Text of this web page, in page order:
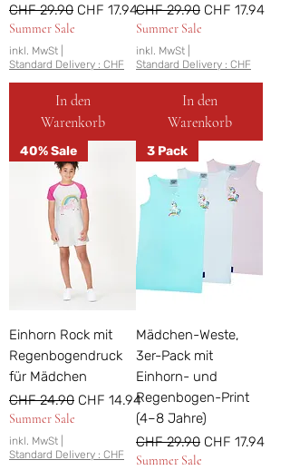
Standardpreis
CHF 29.90 Sale-Preis
CHF 17.94
Summer Sale
inkl. MwSt
Standard Delivery : CHF
In den
Warenkorb
Standardpreis
CHF 29.90 Sale-Preis
CHF 17.94
Summer Sale
inkl. MwSt
Standard Delivery : CHF
In den
Warenkorb
40% Sale
Einhorn Rock mit
Regenbogendruck
für Mädchen
Standardpreis
CHF 24.90 Sale-Preis
CHF 14.94
Summer Sale
inkl. MwSt
Standard Delivery : CHF
3 Pack
Mädchen-Weste,
3er-Pack mit
Einhorn- und
Regenbogen-Print
(4–8 Jahre)
Standardpreis
CHF 29.90 Sale-Preis
CHF 17.94
Summer Sale